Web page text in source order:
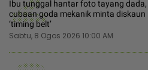
Ibu tunggal hantar foto tayang dada,
cubaan goda mekanik minta diskaun
‘timing belt’
Sabtu, 8 Ogos 2026 10:00 AM